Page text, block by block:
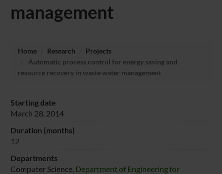
management
Home Research
Projects
Automatic process control for energy saving and
resource recovery in waste water management
Starting date
March 28, 2014
Duration (months)
12
Departments
Computer Science, Department of Engineering for